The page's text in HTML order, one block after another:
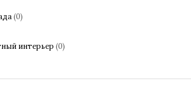
(0)
интерьер (0)